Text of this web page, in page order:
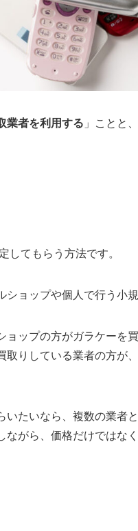
業者を利用する 」ことと、
してもらう方法です。
ョップや個人で行う小
ップの方がガラケーを
りしている業者の方が
いたいなら、複数の業者
がら、価格だけではな